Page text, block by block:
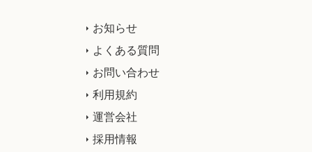
お知らせ
よくある質問
お問い合わせ
利用規約
運営会社
採用情報